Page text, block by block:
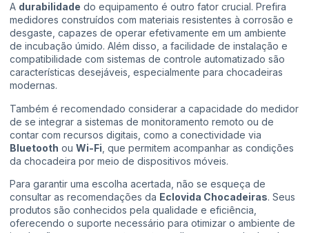
A durabilidade do equipamento é outro fator crucial. Prefira
medidores construídos com materiais resistentes à corrosão e
desgaste, capazes de operar efetivamente em um ambiente
de incubação úmido. Além disso, a facilidade de instalação e
compatibilidade com sistemas de controle automatizado são
características desejáveis, especialmente para chocadeiras
modernas.
Também é recomendado considerar a capacidade do medidor
de se integrar a sistemas de monitoramento remoto ou de
contar com recursos digitais, como a conectividade via
Bluetooth ou Wi-Fi , que permitem acompanhar as condições
da chocadeira por meio de dispositivos móveis.
Para garantir uma escolha acertada, não se esqueça de
consultar as recomendações da Eclovida Chocadeiras. Seus
produtos são conhecidos pela qualidade e eficiência,
oferecendo o suporte necessário para otimizar o ambiente de